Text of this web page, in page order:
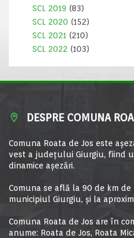
SCL 2019 (83)
SCL 2020 (152)
SCL 2021 (210)
SCL 2022 (103)
DESPRE COMUNA
Comuna Roata de Jos este
vest a judeţului Giurgiu, fiind
dinamice aşezări.
Comuna se află la 90 de km
municipiul Giurgiu, şi la
Comuna Roata de Jos are în
anume: Roata de Jos, Roata